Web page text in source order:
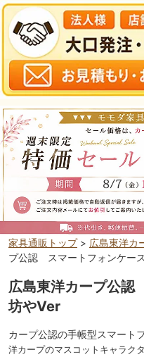
家具通販トップ> 広島東洋カ
プ公認 スマートフォンケー
広島東洋カープ公
坊やVer
カープ公認の手帳型スマート
洋カープのマスコットキャラク